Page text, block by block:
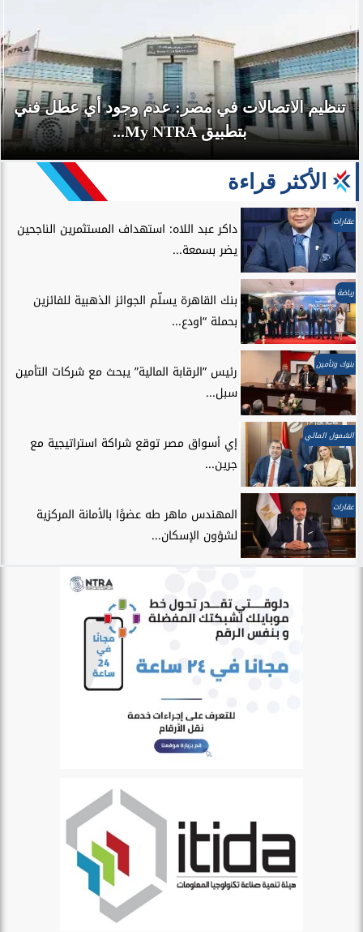
تنظيم الاتصالات في مصر: عدم وجود أي عطل فني
بتطبيق My NTRA...
الأكثر قراءة
عقارات
داكر عبد اللاه: استهداف المستثمرين الناجحين
يضر بسمعة...
رياضة
بنك القاهرة يسلّم الجوائز الذهبية للفائزين
بحملة “اودع...
بنوك وتأمين
رئيس ”الرقابة المالية” يبحث مع شركات التأمين
سبل...
الشمول المالي
إي أسواق مصر توقع شراكة استراتيجية مع
جرين...
عقارات
المهندس ماهر طه عضوًا بالأمانة المركزية
لشؤون الإسكان...